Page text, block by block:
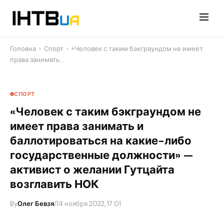
Головна › Спорт › «Человек с таким бэкграундом не имеет
права занимать…
СПОРТ
«Человек с таким бэкграундом не
имеет права занимать и
баллотироваться на какие-либо
государственные должности» —
активист о желании Гутцайта
возглавить НОК
ByОлег Бевзя/14 ноября 2022, 17:01